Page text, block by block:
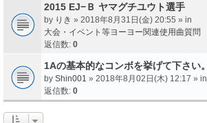
2015 EJ−Ｂ ヤマグチユウト選手
by りき » 2018年8月31日(金) 20:55 » in
大会・イベント等ヨーヨー関連使用曲質問
返信数: 0
1Aの基本的なコンボを挙げて下さい。
by Shin001 » 2018年8月02日(木) 12:17 » in
返信数: 0